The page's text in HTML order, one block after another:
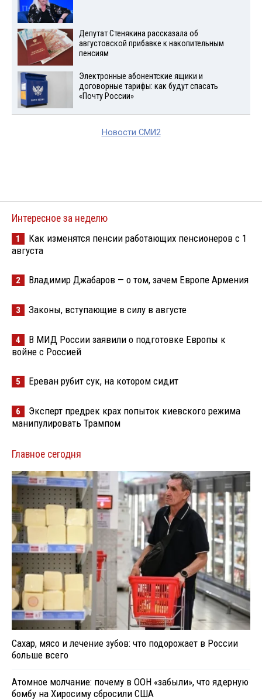
Депутат Стенякина рассказала об
августовской прибавке к накопительным
пенсиям
Электронные абонентские ящики и
договорные тарифы: как будут спасать
«Почту России»
Новости СМИ2
Интересное за неделю
1
Как изменятся пенсии работающих пенсионеров с 1
августа
2 Владимир Джабаров — о том, зачем Европе Армения
3 Законы, вступающие в силу в августе
4
В МИД России заявили о подготовке Европы к
войне с Россией
5 Ереван рубит сук, на котором сидит
6
Эксперт предрек крах попыток киевского режима
манипулировать Трампом
Главное сегодня
Сахар, мясо и лечение зубов: что подорожает в России
больше всего
Атомное молчание: почему в ООН «забыли», что ядерную
бомбу на Хиросиму сбросили США